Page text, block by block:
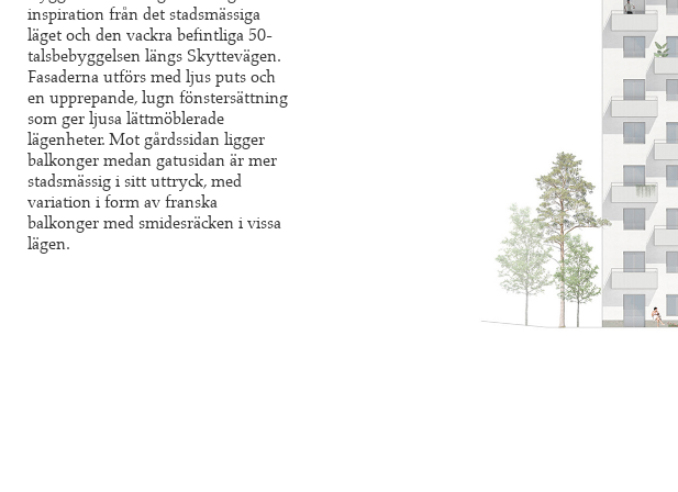
inspiration från det stadsmässiga
läget och den vackra befintliga 50-
talsbebyggelsen längs Skyttevägen.
Fasaderna utförs med ljus puts och
en upprepande, lugn fönstersättning
som ger ljusa lättmöblerade
lägenheter. Mot gårdssidan ligger
balkonger medan gatusidan är mer
stadsmässig i sitt uttryck, med
variation i form av franska
balkonger med smidesräcken i vissa
lägen.